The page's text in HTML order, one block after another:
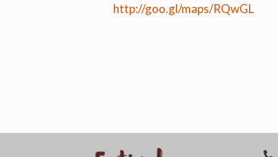
http://goo.gl/maps/RQwGL